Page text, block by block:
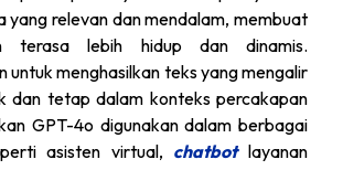
yang relevan dan mendalam, membuat
terasa lebih hidup dan dinamis.
untuk menghasilkan teks yang mengalir
dan tetap dalam konteks percakapan
GPT-4o digunakan dalam berbagai
asisten virtual, chatbotlayanan